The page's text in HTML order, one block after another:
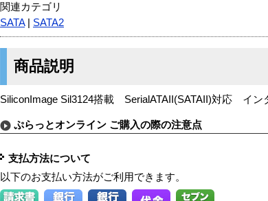
関連カテゴリ
SATA| SATA2
商品説明
SiliconImage Sil3124搭載 SerialATAII(SATAII)対応 イン
ぷらっとオンライン ご購入の際の注意点
支払方法について
以下のお支払い方法がご利用できます。